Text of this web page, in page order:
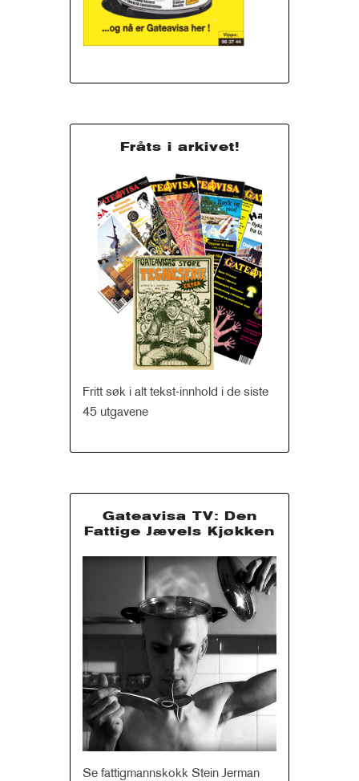
Fråts i arkivet!
Fritt søk i alt tekst-innhold i de siste
45 utgavene
Gateavisa TV: Den
Fattige Jævels Kjøkken
Se fattigmannskokk Stein Jerman